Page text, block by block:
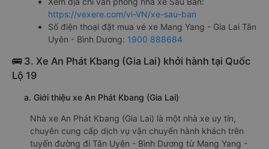
https://vexere.com/vi-VN/xe-sau-ban
Số điện thoại đặt mua vé xe Mang Yang - Gia Lai Tân
Uyên - Bình Dương: 1900 888684
🚌 3. Xe An Phát Kbang (Gia Lai) khởi hành tại Quốc
Lộ 19
a. Giới thiệu xe An Phát Kbang (Gia Lai)
Nhà xe An Phát Kbang (Gia Lai) là một nhà xe uy tín,
chuyên cung cấp dịch vụ vận chuyển hành khách trên
tuyến đường đi Tân Uyên - Bình Dương từ Mang Yang -